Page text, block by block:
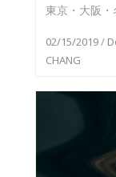
東京・大阪
02/15/2019/
CHANG